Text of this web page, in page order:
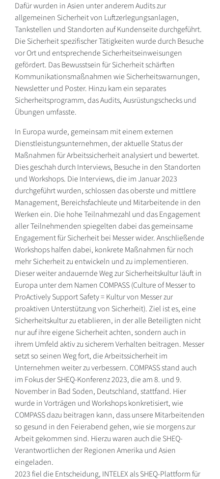
Dafür wurden in Asien unter anderem Audits zur
allgemeinen Sicherheit von Luftzerlegungsanlagen,
Tankstellen und Standorten auf Kundenseite durchgeführt.
Die Sicherheit spezifischer Tätigkeiten wurde durch Besuche
vor Ort und entsprechende Sicherheitseinweisungen
gefördert. Das Bewusstsein für Sicherheit schärften
Kommunikationsmaßnahmen wie Sicherheitswarnungen,
Newsletter und Poster. Hinzu kam ein separates
Sicherheitsprogramm, das Audits, Ausrüstungschecks und
Übungen umfasste.
In Europa wurde, gemeinsam mit einem externen
Dienstleistungsunternehmen, der aktuelle Status der
Maßnahmen für Arbeitssicherheit analysiert und bewertet.
Dies geschah durch Interviews, Besuche in den Standorten
und Workshops. Die Interviews, die im Januar 2023
durchgeführt wurden, schlossen das oberste und mittlere
Management, Bereichsfachleute und Mitarbeitende in den
Werken ein. Die hohe Teilnahmezahl und das Engagement
aller Teilnehmenden spiegelten dabei das gemeinsame
Engagement für Sicherheit bei Messer wider. Anschließende
Workshops halfen dabei, konkrete Maßnahmen für noch
mehr Sicherheit zu entwickeln und zu implementieren.
Dieser weiter andauernde Weg zur Sicherheitskultur läuft in
Europa unter dem Namen COMPASS (Culture of Messer to
ProActively Support Safety = Kultur von Messer zur
proaktiven Unterstützung von Sicherheit). Ziel ist es, eine
Sicherheitskultur zu etablieren, in der alle Beteiligten nicht
nur auf ihre eigene Sicherheit achten, sondern auch in
ihrem Umfeld aktiv zu sicherem Verhalten beitragen. Messer
setzt so seinen Weg fort, die Arbeitssicherheit im
Unternehmen weiter zu verbessern. COMPASS stand auch
im Fokus der SHEQ-Konferenz 2023, die am 8. und 9.
November in Bad Soden, Deutschland, stattfand. Hier
wurde in Vorträgen und Workshops konkretisiert, wie
COMPASS dazu beitragen kann, dass unsere Mitarbeitenden
so gesund in den Feierabend gehen, wie sie morgens zur
Arbeit gekommen sind. Hierzu waren auch die SHEQ-
Verantwortlichen der Regionen Amerika und Asien
eingeladen.
2023 fiel die Entscheidung, INTELEX als SHEQ-Plattform für